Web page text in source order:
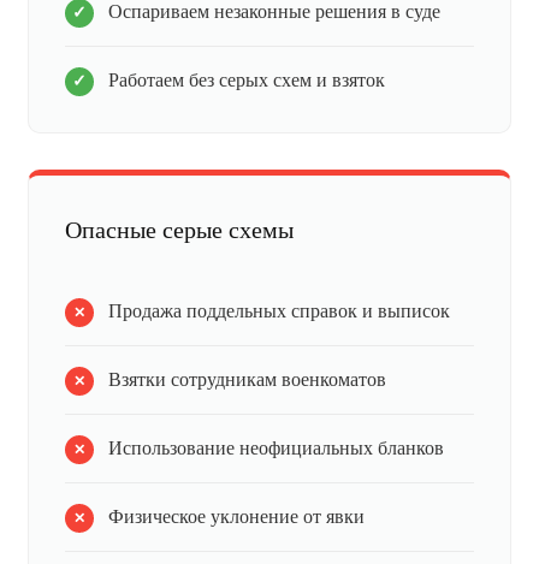
Оспариваем незаконные решения в суде
Работаем без серых схем и взяток
Опасные серые схемы
Продажа поддельных справок и выписок
Взятки сотрудникам военкоматов
Использование неофициальных бланков
Физическое уклонение от явки